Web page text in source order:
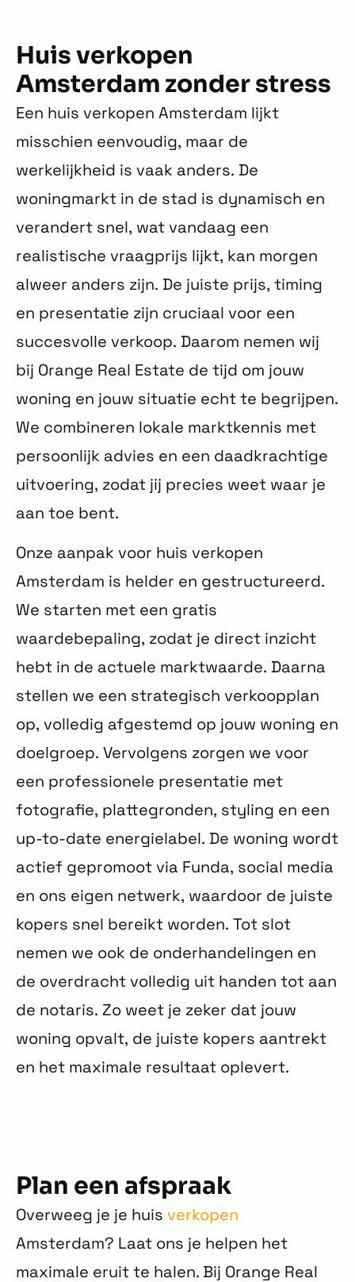
Huis verkopen
Amsterdam zonder stress
Een huis verkopen Amsterdam lijkt
misschien eenvoudig, maar de
werkelijkheid is vaak anders. De
woningmarkt in de stad is dynamisch en
verandert snel, wat vandaag een
realistische vraagprijs lijkt, kan morgen
alweer anders zijn. De juiste prijs, timing
en presentatie zijn cruciaal voor een
succesvolle verkoop. Daarom nemen wij
bij Orange Real Estate de tijd om jouw
woning en jouw situatie echt te begrijpen.
We combineren lokale marktkennis met
persoonlijk advies en een daadkrachtige
uitvoering, zodat jij precies weet waar je
aan toe bent.
Onze aanpak voor huis verkopen
Amsterdam is helder en gestructureerd.
We starten met een gratis
waardebepaling, zodat je direct inzicht
hebt in de actuele marktwaarde. Daarna
stellen we een strategisch verkoopplan
op, volledig afgestemd op jouw woning en
doelgroep. Vervolgens zorgen we voor
een professionele presentatie met
fotografie, plattegronden, styling en een
up-to-date energielabel. De woning wordt
actief gepromoot via Funda, social media
en ons eigen netwerk, waardoor de juiste
kopers snel bereikt worden. Tot slot
nemen we ook de onderhandelingen en
de overdracht volledig uit handen tot aan
de notaris. Zo weet je zeker dat jouw
woning opvalt, de juiste kopers aantrekt
en het maximale resultaat oplevert.
Plan een afspraak
Overweeg je je huis verkopen
Amsterdam? Laat ons je helpen het
maximale eruit te halen. Bij Orange Real